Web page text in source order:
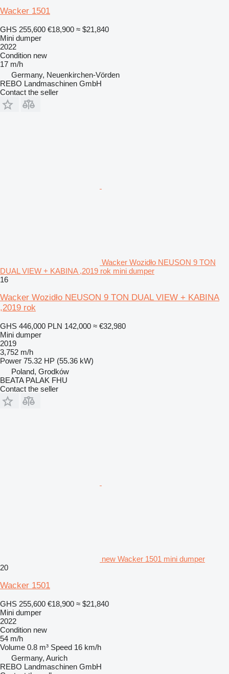
Wacker 1501
GHS 255,600 €18,900 ≈ $21,840
Mini dumper
2022
Condition new
17 m/h
Germany, Neuenkirchen-Vörden
REBO Landmaschinen GmbH
Contact the seller
Wacker Wozidło NEUSON 9 TON
DUAL VIEW + KABINA ,2019 rok mini dumper
16
Wacker Wozidło NEUSON 9 TON DUAL VIEW + KABINA
,2019 rok
GHS 446,000 PLN 142,000 ≈ €32,980
Mini dumper
2019
3,752 m/h
Power 75.32 HP (55.36 kW)
Poland, Grodków
BEATA PALAK FHU
Contact the seller
new Wacker 1501 mini dumper
20
Wacker 1501
GHS 255,600 €18,900 ≈ $21,840
Mini dumper
2022
Condition new
54 m/h
Volume 0.8 m³ Speed 16 km/h
Germany, Aurich
REBO Landmaschinen GmbH